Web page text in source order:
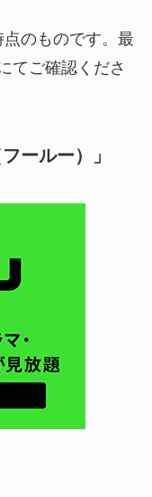
のものです。最
てご確認くださ
ールー）」